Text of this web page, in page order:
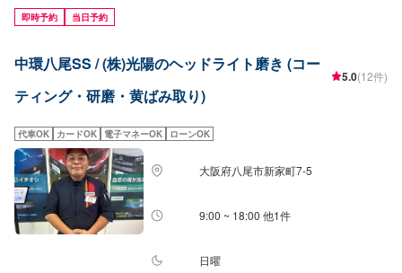
即時予約 当日予約
中環八尾SS / (株)光陽のヘッドライト磨き (コー
ティング・研磨・黄ばみ取り)
5.0(12件)
代車OK カードOK 電子マネーOK ローンOK
大阪府八尾市新家町7-5
9:00 ~ 18:00 他1件
日曜